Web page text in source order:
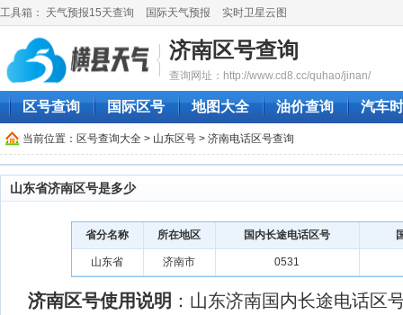
工具箱： 天气预报15天查询 国际天气预报 实时卫星云图
济南区号查询
查询网址：http://www.cd8.cc/quhao/jinan/
区号查询 国际区号 地图大全 油价查询 汽车
当前位置： 区号查询大全 > 山东区号 > 济南电话区号查询
山东省济南区号是多少
省分名称 所在地区 国内长途电话区号
山东省 济南市 0531
济南区号使用说明 ：山东济南国内长途电话区